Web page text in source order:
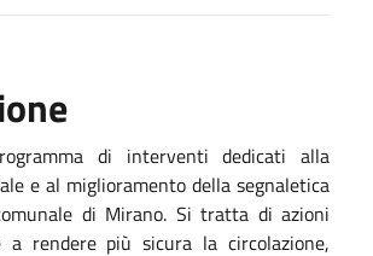
di interventi dedicati alla
e al miglioramento della segnaletica
di Mirano. Si tratta di azioni
a rendere più sicura la circolazione,